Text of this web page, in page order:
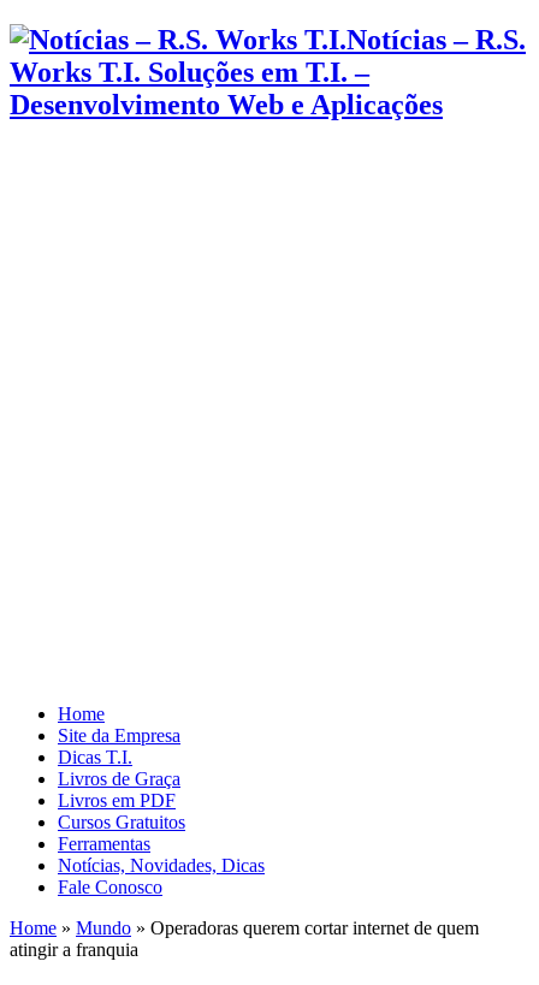
Notícias – R.S.
Works T.I. Soluções em T.I. –
Desenvolvimento Web e Aplicações
Home
Site da Empresa
Dicas T.I.
Livros de Graça
Livros em PDF
Cursos Gratuitos
Ferramentas
Notícias, Novidades, Dicas
Fale Conosco
Home » Mundo » Operadoras querem cortar internet de quem
atingir a franquia